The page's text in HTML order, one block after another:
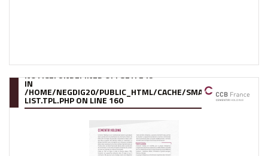
NOTICE: UNDEFINED OFFSET: 248
IN
/HOME/NEGDIG20/PUBLIC_HTML/CACHE/SMARTY/
LIST.TPL.PHPON LINE 160